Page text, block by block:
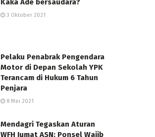
Kaka Ade bersaudara?
3 Oktober 2021
Pelaku Penabrak Pengendara
Motor di Depan Sekolah YPK
Terancam di Hukum 6 Tahun
Penjara
8 Mei 2021
Mendagri Tegaskan Aturan
WFH Jumat ASN: Ponsel Wajib